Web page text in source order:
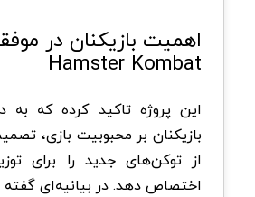
اهمیت بازیکنان در
Hamster Kombat
این پروژه تاکید کرده که به
از توکن‌های جدید را برای
اختصاص دهد. در بیانیه‌ای